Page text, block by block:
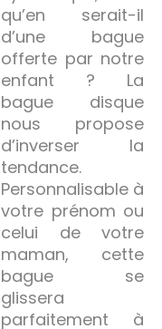
qu’en serait-il
d’une bague
offerte par notre
enfant ? La
bague disque
nous propose
d’inverser la
tendance.
Personnalisable à
votre prénom ou
celui de votre
maman, cette
bague se
glissera
parfaitement à